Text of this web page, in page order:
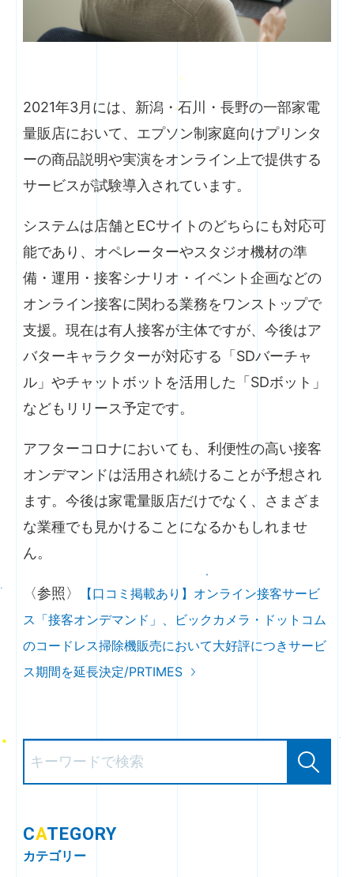
2021年3月には、新潟・石川・長野の一部家電
量販店において、エプソン制家庭向けプリンタ
ーの商品説明や実演をオンライン上で提供する
サービスが試験導入されています。
システムは店舗とECサイトのどちらにも対応可
能であり、オペレーターやスタジオ機材の準
備・運用・接客シナリオ・イベント企画などの
オンライン接客に関わる業務をワンストップで
支援。現在は有人接客が主体ですが、今後はア
バターキャラクターが対応する「SDバーチャ
ル」やチャットボットを活用した「SDボット」
などもリリース予定です。
アフターコロナにおいても、利便性の高い接客
オンデマンドは活用され続けることが予想され
ます。今後は家電量販店だけでなく、さまざま
な業種でも見かけることになるかもしれませ
ん。
〈参照〉
【口コミ掲載あり】オンライン接客サービ
ス「接客オンデマンド」、ビックカメラ・ドットコム
のコードレス掃除機販売において大好評につきサービ
ス期間を延長決定/PRTIMES
CATEGORY
カテゴリー